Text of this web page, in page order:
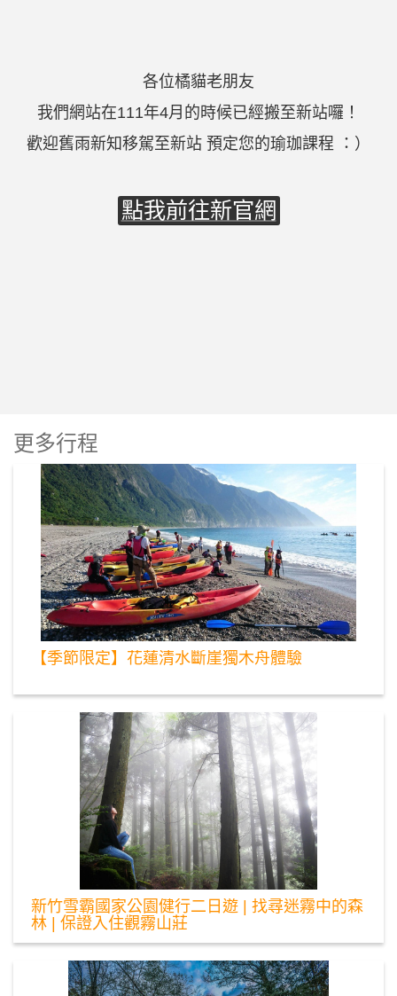
各位橘貓老朋友
我們網站在111年4月的時候已經搬至新站囉！
歡迎舊雨新知移駕至新站 預定您的瑜珈課程 ：）
點我前往新官網
更多行程
【季節限定】花蓮清水斷崖獨木舟體驗
新竹雪霸國家公園健行二日遊 | 找尋迷霧中的森
林 | 保證入住觀霧山莊